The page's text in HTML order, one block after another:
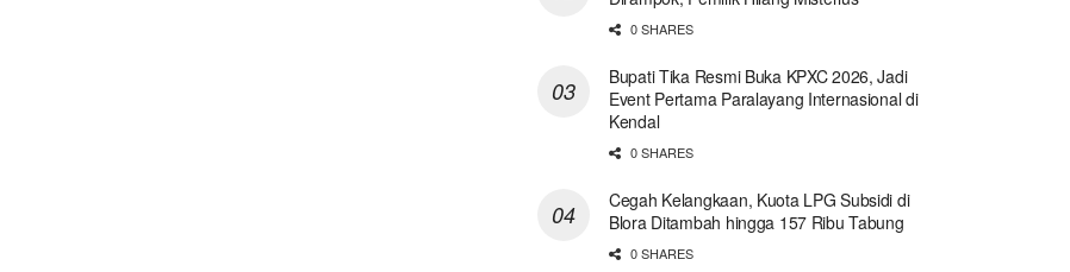
0 SHARES
Bupati Tika Resmi Buka KPXC 2026, Jadi
Event Pertama Paralayang Internasional di
Kendal
0 SHARES
Cegah Kelangkaan, Kuota LPG Subsidi di
Blora Ditambah hingga 157 Ribu Tabung
0 SHARES